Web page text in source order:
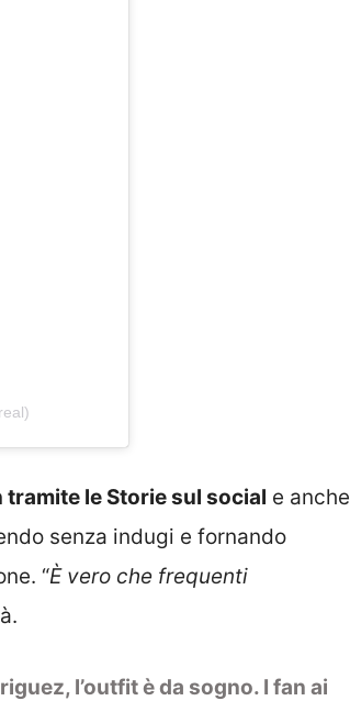
le Storie sul social e anche
senza indugi e fornando
“È vero che frequenti
l’outfit è da sogno. I fan ai